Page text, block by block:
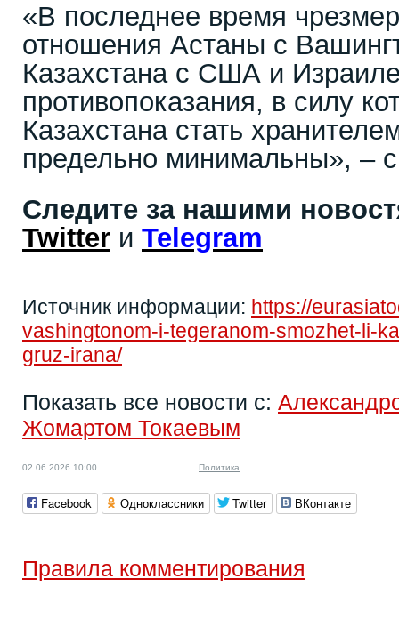
«В последнее время
отношения Астаны с
Казахстана с США и
противопоказания, в силу
Казахстана стать
предельно минимальны», –
Следите за нашими
Twitter и Telegram
Источник информации: https://
vashingtonom-i-tegeranom-smozhet-li-
gruz-irana/
Показать все новости с:
Жомартом Токаевым
02.06.2026 10:00 Политика
Facebook Одноклассники Twitter ВКонтакте
Правила комментирования